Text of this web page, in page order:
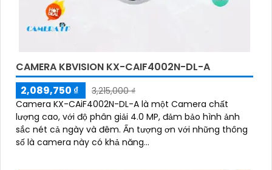
CAMERA KBVISION KX-CAIF4002N-DL-A
2,089,750 ₫
3,215,000 ₫
Camera KX-CAiF4002N-DL-A là một Camera chất
lượng cao, với độ phân giải 4.0 MP, đảm bảo hình ảnh
sắc nét cả ngày và đêm. Ấn tượng ơn với những thông
số là camera này có khả năng...